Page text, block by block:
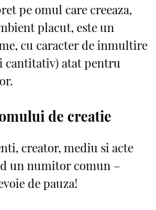
pe omul care creeaza,
placut, este un
cu caracter de inmultire
cantitativ) atat pentru
de creatie
creator, mediu si acte
un numitor comun –
de pauza!